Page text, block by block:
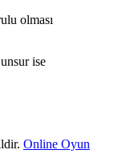
olması
ise
Online Oyun